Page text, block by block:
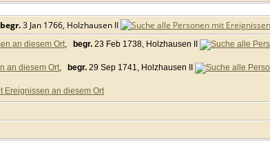
begr.3 Jan 1766, Holzhausen II
, begr. 23 Feb 1738, Holzhausen II
, begr. 29 Sep 1741, Holzhausen II